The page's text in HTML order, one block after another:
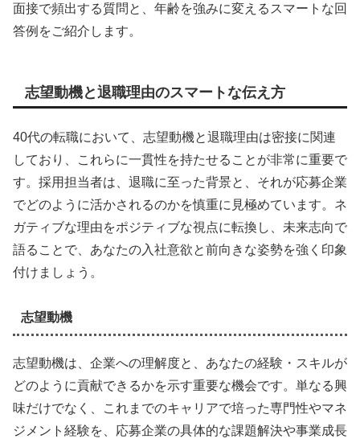
面接で頻出する質問と、年齢を強みに変えるスマートな回
答例をご紹介します。
志望動機と退職理由のスマートな伝え方
40代の転職において、志望動機と退職理由は密接に関連
しており、これらに一貫性を持たせることが非常に重要で
す。採用担当者は、退職に至った背景と、それが応募企業
でどのように活かされるのかを慎重に見極めています。ネ
ガティブな理由をポジティブな視点に転換し、未来志向で
語ることで、あなたの入社意欲と前向きな姿勢を強く印象
付けましょう。
志望動機
志望動機は、企業への理解度と、あなたの経験・スキルが
どのように貢献できるかを示す重要な機会です。単なる興
味だけでなく、これまでのキャリアで培った専門性やマネ
ジメント経験を、応募企業の具体的な課題解決や事業成長